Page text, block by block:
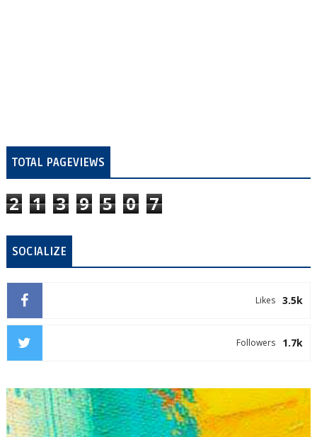
TOTAL PAGEVIEWS
2 1 3 9 5 0 7
SOCIALIZE
3.5k
Likes
1.7k
Followers